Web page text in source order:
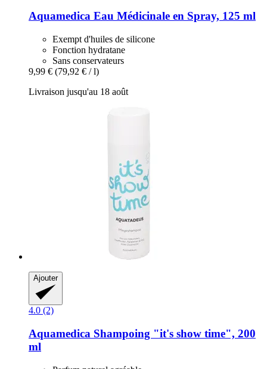
Aquamedica Eau Médicinale en Spray, 125 ml
Exempt d'huiles de silicone
Fonction hydratane
Sans conservateurs
9,99 € (79,92 € / l)
Livraison jusqu'au 18 août
Ajouter
4.0 (2)
Aquamedica Shampoing "it's show time", 200
ml